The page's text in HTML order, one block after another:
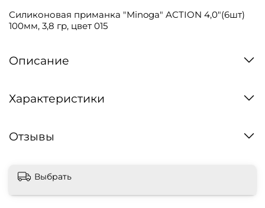
Силиконовая приманка "Minoga" ACTION 4,0"(6шт)
100мм, 3,8 гр, цвет 015
Описание
Характеристики
Отзывы
Выбрать